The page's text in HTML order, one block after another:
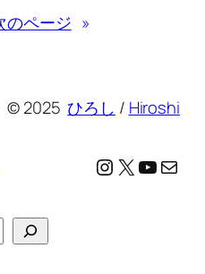
のページ »
© 2025ひろし / Hiroshi
Instagram
X メール